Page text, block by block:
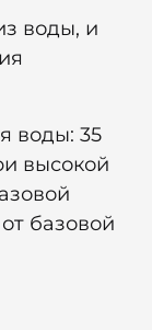
воды, и
воды: 35
высокой
базовой